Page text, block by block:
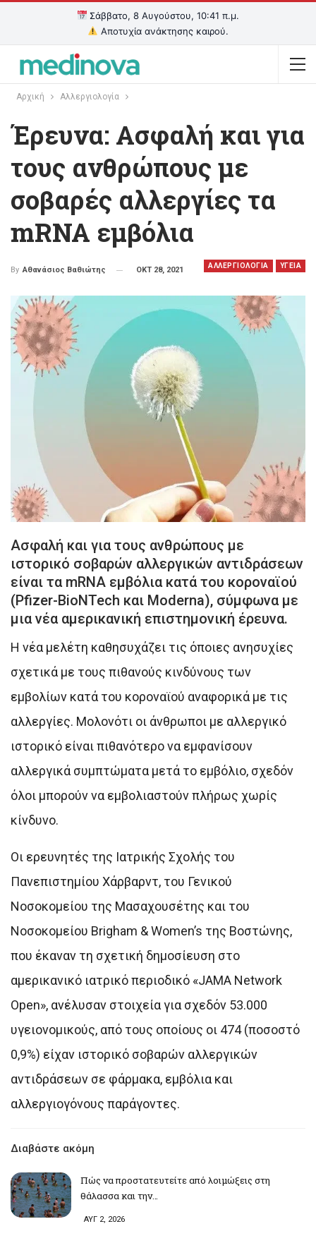
Σάββατο, 8 Αυγούστου, 10:41 π.μ.
Αποτυχία ανάκτησης καιρού.
Αρχική Αλλεργιολογία
Έρευνα: Ασφαλή και για
τους ανθρώπους με
σοβαρές αλλεργίες τα
mRNA εμβόλια
ΑΛΛΕΡΓΙΟΛΟΓΙΑ ΥΓΕΙΑ
By Αθανάσιος Βαθιώτης ΟΚΤ 28, 2021
Ασφαλή και για τους ανθρώπους με
ιστορικό σοβαρών αλλεργικών αντιδράσεων
είναι τα mRNA εμβόλια κατά του κοροναϊού
(Pfizer-BioNTech και Moderna), σύμφωνα με
μια νέα αμερικανική επιστημονική έρευνα.
Η νέα μελέτη καθησυχάζει τις όποιες ανησυχίες
σχετικά με τους πιθανούς κινδύνους των
εμβολίων κατά του κοροναϊού αναφορικά με τις
αλλεργίες. Μολονότι οι άνθρωποι με αλλεργικό
ιστορικό είναι πιθανότερο να εμφανίσουν
αλλεργικά συμπτώματα μετά το εμβόλιο, σχεδόν
όλοι μπορούν να εμβολιαστούν πλήρως χωρίς
κίνδυνο.
Οι ερευνητές της Ιατρικής Σχολής του
Πανεπιστημίου Χάρβαρντ, του Γενικού
Νοσοκομείου της Μασαχουσέτης και του
Νοσοκομείου Brigham & Women’s της Βοστώνης,
που έκαναν τη σχετική δημοσίευση στο
αμερικανικό ιατρικό περιοδικό «JAMA Network
Open», ανέλυσαν στοιχεία για σχεδόν 53.000
υγειονομικούς, από τους οποίους οι 474 (ποσοστό
0,9%) είχαν ιστορικό σοβαρών αλλεργικών
αντιδράσεων σε φάρμακα, εμβόλια και
αλλεργιογόνους παράγοντες.
Διαβάστε ακόμη
Πώς να προστατευτείτε από λοιμώξεις στη
θάλασσα και την…
ΑΥΓ 2, 2026